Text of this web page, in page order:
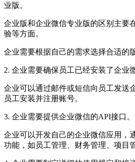
业版。
企业版和企业微信专业版的区别主要
验等方面。
企业需要根据自己的需求选择合适的
2. 企业需要确保员工已经安装了企业
企业可以通过邮件或短信向员工发送
员工安装并注册账号。
3. 企业需要提供企业微信的API接口。
企业可以开发自己的企业微信应用，
功能，如员工管理、财务管理、项目